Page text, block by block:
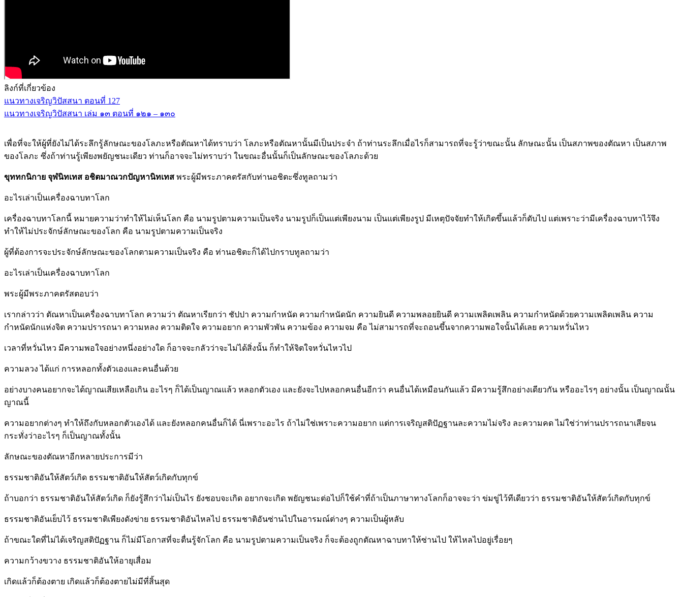
ลิงก์ที่เกี่ยวข้อง
แนวทางเจริญวิปัสสนา ตอนที่ 127
แนวทางเจริญวิปัสสนา เล่ม ๑๓ ตอนที่ ๑๒๑ – ๑๓๐
เพื่อที่จะให้ผู้ที่ยังไม่ได้ระลึกรู้ลักษณะของโลภะหรือตัณหาได้ทราบว่า โลภะหรือตัณหานั้นมีเป็นประจำ ถ้าท่านระลึกเมื่อไรก็สามารถที่จะรู้ว่าขณะนั้น ลักษณะนั้น เป็นสภาพของตัณหา เป็นสภาพ
ของโลภะ ซึ่งถ้าท่านรู้เพียงพยัญชนะเดียว ท่านก็อาจจะไม่ทราบว่า ในขณะอื่นนั้นก็เป็นลักษณะของโลภะด้วย
ขุททกนิกาย จุฬนิทเทส อชิตมาณวกปัญหานิทเทส พระผู้มีพระภาคตรัสกับท่านอชิตะซึ่งทูลถามว่า
อะไรเล่าเป็นเครื่องฉาบทาโลก
เครื่องฉาบทาโลกนี้ หมายความว่าทำให้ไม่เห็นโลก คือ นามรูปตามความเป็นจริง นามรูปก็เป็นแต่เพียงนาม เป็นแต่เพียงรูป มีเหตุปัจจัยทำให้เกิดขึ้นแล้วก็ดับไป แต่เพราะว่ามีเครื่องฉาบทาไว้จึง
ทำให้ไม่ประจักษ์ลักษณะของโลก คือ นามรูปตามความเป็นจริง
ผู้ที่ต้องการจะประจักษ์ลักษณะของโลกตามความเป็นจริง คือ ท่านอชิตะก็ได้ไปกราบทูลถามว่า
อะไรเล่าเป็นเครื่องฉาบทาโลก
พระผู้มีพระภาคตรัสตอบว่า
เรากล่าวว่า ตัณหาเป็นเครื่องฉาบทาโลก ความว่า ตัณหาเรียกว่า ชัปปา ความกำหนัด ความกำหนัดนัก ความยินดี ความพลอยยินดี ความเพลิดเพลิน ความกำหนัดด้วยความเพลิดเพลิน ความ
กำหนัดนักแห่งจิต ความปรารถนา ความหลง ความติดใจ ความอยาก ความพัวพัน ความข้อง ความจม คือ ไม่สามารถที่จะถอนขึ้นจากความพอใจนั้นได้เลย ความหวั่นไหว
เวลาที่หวั่นไหว มีความพอใจอย่างหนึ่งอย่างใด ก็อาจจะกลัวว่าจะไม่ได้สิ่งนั้น ก็ทำให้จิตใจหวั่นไหวไป
ความลวง ได้แก่ การหลอกทั้งตัวเองและคนอื่นด้วย
อย่างบางคนอยากจะได้ญาณเสียเหลือเกิน อะไรๆ ก็ได้เป็นญาณแล้ว หลอกตัวเอง และยังจะไปหลอกคนอื่นอีกว่า คนอื่นได้เหมือนกันแล้ว มีความรู้สึกอย่างเดียวกัน หรืออะไรๆ อย่างนั้น เป็นญาณนั้น
ญาณนี้
ความอยากต่างๆ ทำให้ถึงกับหลอกตัวเองได้ และยังหลอกคนอื่นก็ได้ นี่เพราะอะไร ถ้าไม่ใช่เพราะความอยาก แต่การเจริญสติปัฏฐานละความไม่จริง ละความคด ไม่ใช่ว่าท่านปรารถนาเสียจน
กระทั่งว่าอะไรๆ ก็เป็นญาณทั้งนั้น
ลักษณะของตัณหาอีกหลายประการมีว่า
ธรรมชาติอันให้สัตว์เกิด ธรรมชาติอันให้สัตว์เกิดกับทุกข์
ถ้าบอกว่า ธรรมชาติอันให้สัตว์เกิด ก็ยังรู้สึกว่าไม่เป็นไร ยังชอบจะเกิด อยากจะเกิด พยัญชนะต่อไปก็ใช้คำที่ถ้าเป็นภาษาทางโลกก็อาจจะว่า ข่มขู่ไว้ทีเดียวว่า ธรรมชาติอันให้สัตว์เกิดกับทุกข์
ธรรมชาติอันเย็บไว้ ธรรมชาติเพียงดังข่าย ธรรมชาติอันไหลไป ธรรมชาติอันซ่านไปในอารมณ์ต่างๆ ความเป็นผู้หลับ
ถ้าขณะใดที่ไม่ได้เจริญสติปัฏฐาน ก็ไม่มีโอกาสที่จะตื่นรู้จักโลก คือ นามรูปตามความเป็นจริง ก็จะต้องถูกตัณหาฉาบทาให้ซ่านไป ให้ไหลไปอยู่เรื่อยๆ
ความกว้างขวาง ธรรมชาติอันให้อายุเสื่อม
เกิดแล้วก็ต้องตาย เกิดแล้วก็ต้องตายไม่มีที่สิ้นสุด